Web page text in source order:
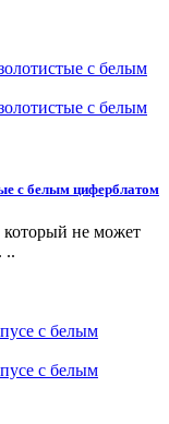
с белым циферблатом
который не может
..